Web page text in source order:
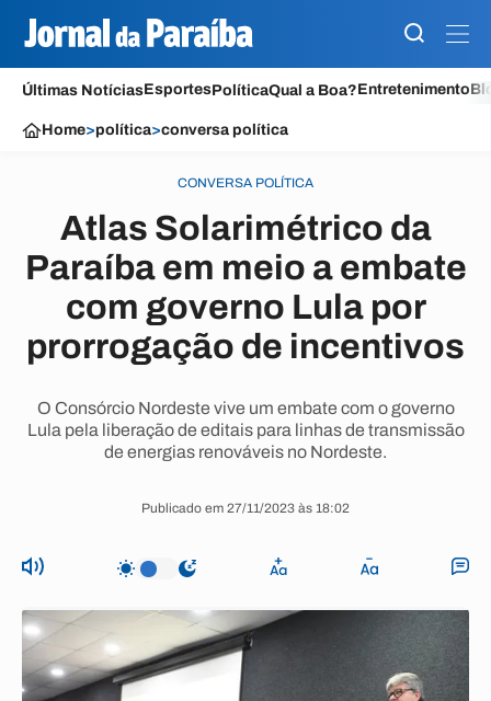
Últimas NotíciasEsportesPolíticaQual a Boa?Entretenimento
Home>política>conversa política
CONVERSA POLÍTICA
Atlas Solarimétrico da
Paraíba em meio a embate
com governo Lula por
prorrogação de incentivos
O Consórcio Nordeste vive um embate com o governo
Lula pela liberação de editais para linhas de transmissão
de energias renováveis no Nordeste.
Publicado em 27/11/2023 às 18:02